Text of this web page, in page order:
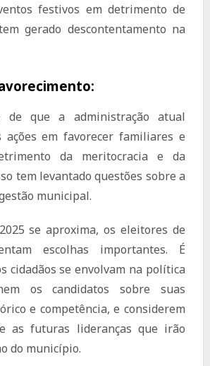
festivos em detrimento de
gerado descontentamento na
de que a administração atual
ações em favorecer familiares e
da meritocracia e da
tem levantado questões sobre a
municipal.
se aproxima, os eleitores de
escolhas importantes. É
cidadãos se envolvam na política
os candidatos sobre suas
e competência, e considerem
as futuras lideranças que irão
do município.